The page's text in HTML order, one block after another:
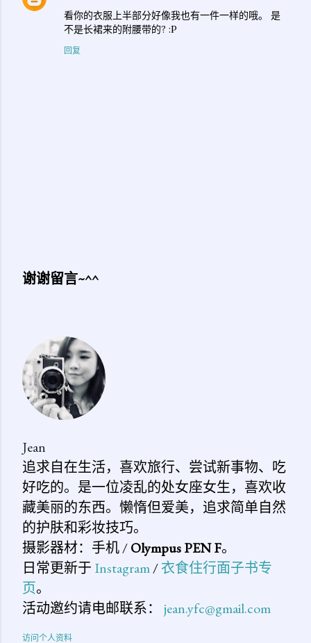
看你的衣服上半部分好像我也有一件一样的哦。 是
不是长裙来的附腰带的? :P
回复
论
谢谢留言~^^
Jean
追求自在生活，喜欢旅行、尝试新事物、吃
好吃的。是一位凌乱的处女座女生，喜欢收
藏美丽的东西。懒惰但爱美，追求简单自然
的护肤和彩妆技巧。
摄影器材：手机 /Olympus PEN F。
日常更新于 Instagram/衣食住行面子书专
页。
活动邀约请电邮联系： jean.yfc@gmail.com
访问个人资料